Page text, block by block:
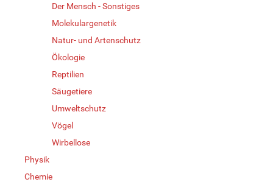
Der Mensch - Sonstiges
Molekulargenetik
Natur- und Artenschutz
Ökologie
Reptilien
Säugetiere
Umweltschutz
Vögel
Wirbellose
Physik
Chemie